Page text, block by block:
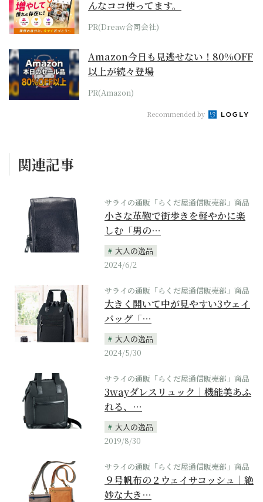
んなココ使ってます。
PR(Dreaw合同会社)
Amazon今日も見逃せない！80%OFF
以上が続々登場
PR(Amazon)
Recommended by
関連記事
サライの通販「らくだ屋通信販売部」商品
小さな革鞄で街歩きを軽やかに楽
しむ「男の…
大人の逸品
2024/6/2
サライの通販「らくだ屋通信販売部」商品
大きく開いて中が見やすい3ウェイ
バッグ「…
大人の逸品
2024/5/30
サライの通販「らくだ屋通信販売部」商品
3wayダレスリュック｜機能美あふ
れる、…
大人の逸品
2019/8/30
サライの通販「らくだ屋通信販売部」商品
９号帆布の２ウェイサコッシュ｜絶
妙な大き…